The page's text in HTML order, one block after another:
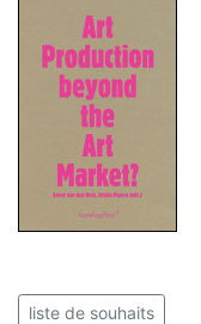
liste de souhaits